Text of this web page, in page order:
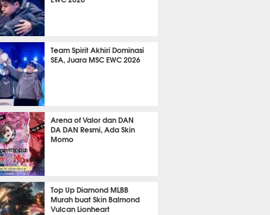
Team Spirit Akhiri Dominasi
SEA, Juara MSC EWC 2026
Arena of Valor dan DAN
DA DAN Resmi, Ada Skin
Momo
Top Up Diamond MLBB
Murah buat Skin Balmond
Vulcan Lionheart